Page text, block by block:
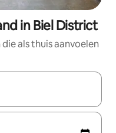
in Biel District
als thuis aanvoelen
zijn, maak je een keuze